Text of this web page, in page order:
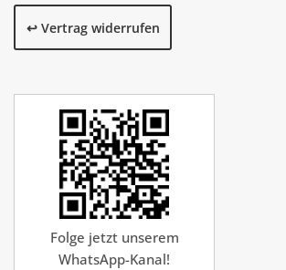
↩️ Vertrag widerrufen
Folge jetzt unserem
WhatsApp-Kanal!